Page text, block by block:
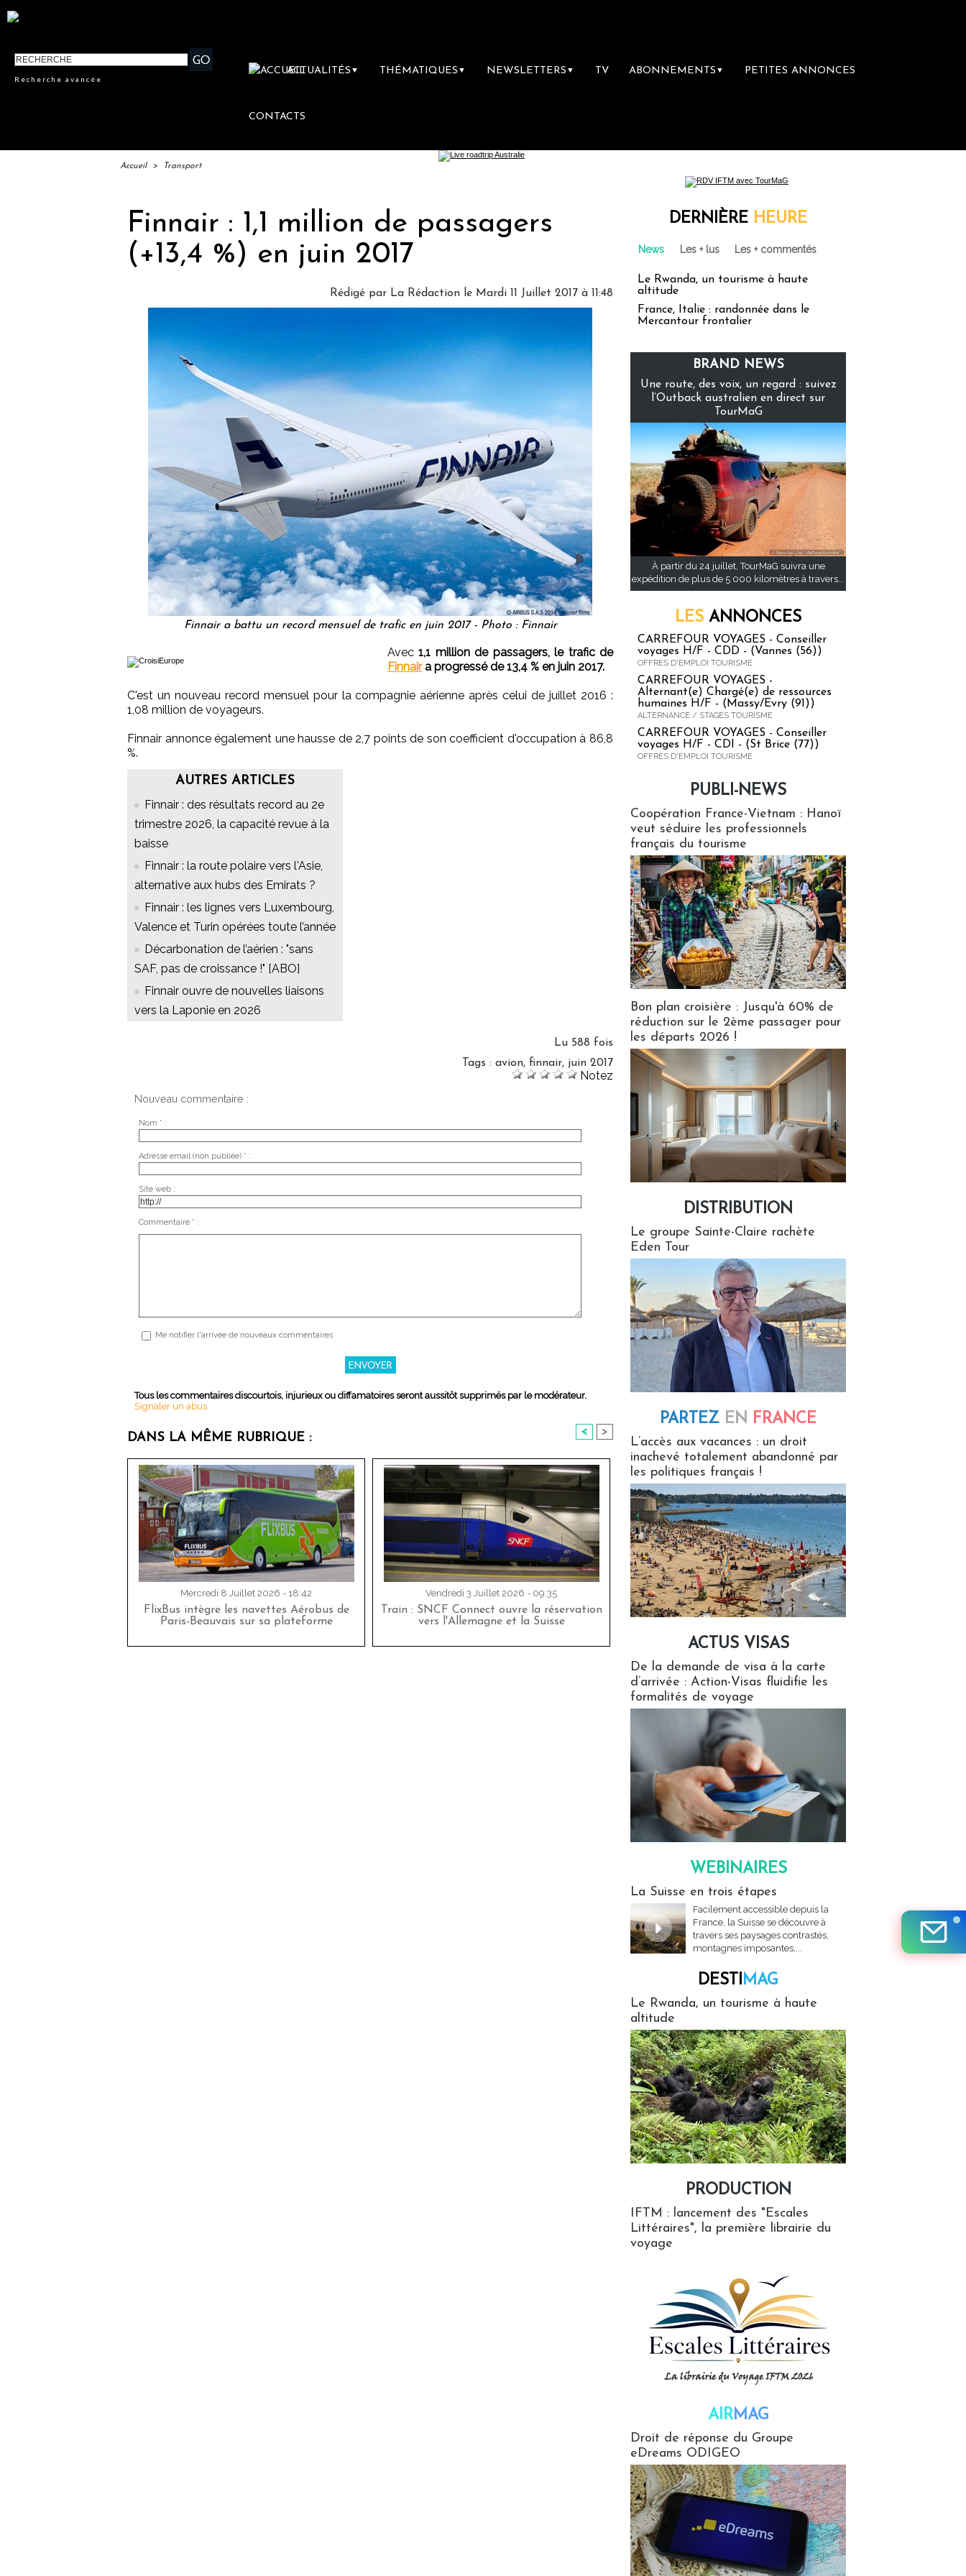
Recherche avancée
ACTUALITÉS ▼ THÉMATIQUES ▼ NEWSLETTERS ▼ TV ABONNEMENTS ▼ PETITES ANNONCES
CONTACTS
Accueil > Transport
Finnair : 1,1 million de passagers
(+13,4 %) en juin 2017
Rédigé par La Rédaction le Mardi 11 Juillet 2017 à 11:48
Finnair a battu un record mensuel de trafic en juin 2017 - Photo : Finnair
Avec1,1 million de passagers, le trafic de
Finnair a progressé de 13,4 % en juin 2017.
C'est un nouveau record mensuel pour la compagnie aérienne après celui de juillet 2016 :
1,08 million de voyageurs.
Finnair annonce également une hausse de 2,7 points de son coefficient d'occupation à 86,8
%.
AUTRES ARTICLES
Finnair : des résultats record au 2e
trimestre 2026, la capacité revue à la
baisse
Finnair : la route polaire vers l'Asie,
alternative aux hubs des Emirats ?
Finnair : les lignes vers Luxembourg,
Valence et Turin opérées toute l’année
Décarbonation de l’aérien : "sans
SAF, pas de croissance !" [ABO]
Finnair ouvre de nouvelles liaisons
vers la Laponie en 2026
Lu 588 fois
Tags : avion, finnair, juin 2017
Notez
Nouveau commentaire :
Nom * :
Adresse email (non publiée) * :
Site web :
Commentaire * :
Me notifier l'arrivée de nouveaux commentaires
Tous les commentaires discourtois, injurieux ou diffamatoires seront aussitôt supprimés par le modérateur.
Signaler un abus
DANS LA MÊME RUBRIQUE : < >
Mercredi 8 Juillet 2026 - 18:42
FlixBus intègre les navettes Aérobus de
Paris-Beauvais sur sa plateforme
Vendredi 3 Juillet 2026 - 09:35
Train : SNCF Connect ouvre la réservation
vers l'Allemagne et la Suisse
DERNIÈRE HEURE
News Les + lus Les + commentés
Le Rwanda, un tourisme à haute
altitude
France, Italie : randonnée dans le
Mercantour frontalier
BRAND NEWS
Une route, des voix, un regard : suivez
l’Outback australien en direct sur
TourMaG
À partir du 24 juillet, TourMaG suivra une
expédition de plus de 5 000 kilomètres à travers...
LES ANNONCES
CARREFOUR VOYAGES - Conseiller
voyages H/F - CDD - (Vannes (56))
OFFRES D'EMPLOI TOURISME
CARREFOUR VOYAGES -
Alternant(e) Chargé(e) de ressources
humaines H/F - (Massy/Evry (91))
ALTERNANCE / STAGES TOURISME
CARREFOUR VOYAGES - Conseiller
voyages H/F - CDI - (St Brice (77))
OFFRES D'EMPLOI TOURISME
PUBLI-NEWS
Coopération France-Vietnam : Hanoï
veut séduire les professionnels
français du tourisme
Bon plan croisière : Jusqu'à 60% de
réduction sur le 2ème passager pour
les départs 2026 !
DISTRIBUTION
Le groupe Sainte-Claire rachète
Eden Tour
PARTEZ EN FRANCE
L’accès aux vacances : un droit
inachevé totalement abandonné par
les politiques français !
ACTUS VISAS
De la demande de visa à la carte
d’arrivée : Action-Visas fluidifie les
formalités de voyage
WEBINAIRES
La Suisse en trois étapes
Facilement accessible depuis la
France, la Suisse se découvre à
travers ses paysages contrastés,
montagnes imposantes,...
DESTIMAG
Le Rwanda, un tourisme à haute
altitude
PRODUCTION
IFTM : lancement des "Escales
Littéraires", la première librairie du
voyage
AIRMAG
Droit de réponse du Groupe
eDreams ODIGEO